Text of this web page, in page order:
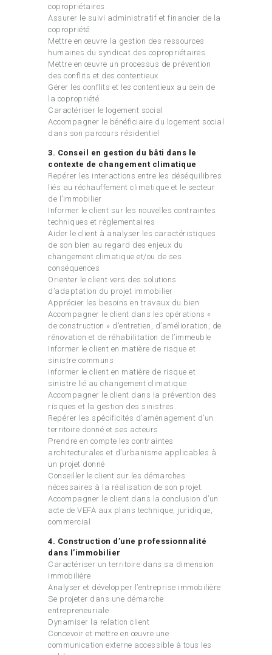
copropriétaires
Assurer le suivi administratif et financier de la
copropriété
Mettre en œuvre la gestion des ressources
humaines du syndicat des copropriétaires
Mettre en œuvre un processus de prévention
des conflits et des contentieux
Gérer les conflits et les contentieux au sein de
la copropriété
Caractériser le logement social
Accompagner le bénéficiaire du logement social
dans son parcours résidentiel
3. Conseil en gestion du bâti dans le
contexte de changement climatique
Repérer les interactions entre les déséquilibres
liés au réchauffement climatique et le secteur
de l’immobilier
Informer le client sur les nouvelles contraintes
techniques et règlementaires
Aider le client à analyser les caractéristiques
de son bien au regard des enjeux du
changement climatique et/ou de ses
conséquences
Orienter le client vers des solutions
d’adaptation du projet immobilier
Apprécier les besoins en travaux du bien
Accompagner le client dans les opérations «
de construction » d’entretien, d’amélioration, de
rénovation et de réhabilitation de l’immeuble
Informer le client en matière de risque et
sinistre communs
Informer le client en matière de risque et
sinistre lié au changement climatique
Accompagner le client dans la prévention des
risques et la gestion des sinistres.
Repérer les spécificités d’aménagement d’un
territoire donné et ses acteurs
Prendre en compte les contraintes
architecturales et d’urbanisme applicables à
un projet donné
Conseiller le client sur les démarches
nécessaires à la réalisation de son projet.
Accompagner le client dans la conclusion d’un
acte de VEFA aux plans technique, juridique,
commercial
4. Construction d’une professionnalité
dans l’immobilier
Caractériser un territoire dans sa dimension
immobilière
Analyser et développer l’entreprise immobilière
Se projeter dans une démarche
entrepreneuriale
Dynamiser la relation client
Concevoir et mettre en œuvre une
communication externe accessible à tous les